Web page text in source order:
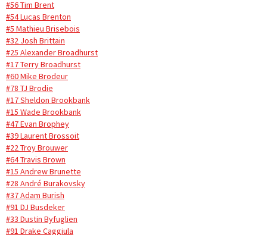
#56 Tim Brent
#54 Lucas Brenton
#5 Mathieu Brisebois
#32 Josh Brittain
#25 Alexander Broadhurst
#17 Terry Broadhurst
#60 Mike Brodeur
#78 TJ Brodie
#17 Sheldon Brookbank
#15 Wade Brookbank
#47 Evan Brophey
#39 Laurent Brossoit
#22 Troy Brouwer
#64 Travis Brown
#15 Andrew Brunette
#28 André Burakovsky
#37 Adam Burish
#91 DJ Busdeker
#33 Dustin Byfuglien
#91 Drake Caggiula